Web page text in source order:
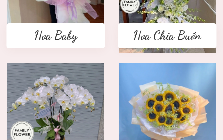
Hoa Baby Hoa Chia Buồn